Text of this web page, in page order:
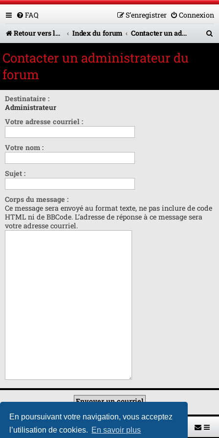
En poursuivant votre navigation, vous acceptez
l’utilisation de cookies. En savoir plus
FAQ Connexion
S’enregistrer
Retour vers le site U.A.G.R.
Index du forum Contacter un administrateur du forum
e
Contacter un administrateur du
forum
Destinataire :
Administrateur
Votre adresse courriel :
Votre nom :
Sujet :
Corps du message :
Ce message sera envoyé au format texte, ne pas inclure de code
HTML ni de BBCode. L’adresse de réponse à ce message sera
votre adresse courriel.
Retour vers le site U.A.G.R. Index du forum